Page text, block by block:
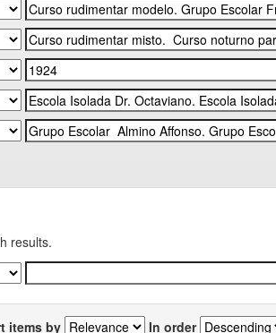
results.
items by In order